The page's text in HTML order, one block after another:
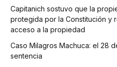
Capitanich sostuvo que la
protegida por la Constitución y
acceso a la propiedad
Caso Milagros Machuca: el 28
sentencia